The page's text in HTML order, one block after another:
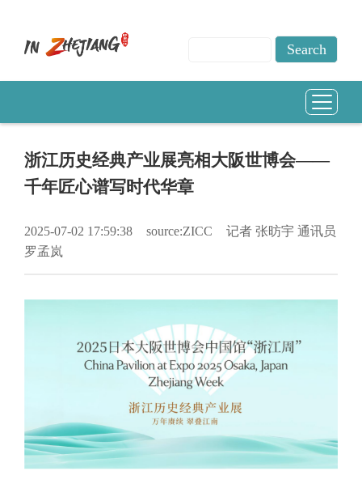
浙江历史经典产业展亮相大阪世博会——
千年匠心谱写时代华章
2025-07-02 17:59:38 source:ZICC
记者 张昉宇 通讯员
罗孟岚